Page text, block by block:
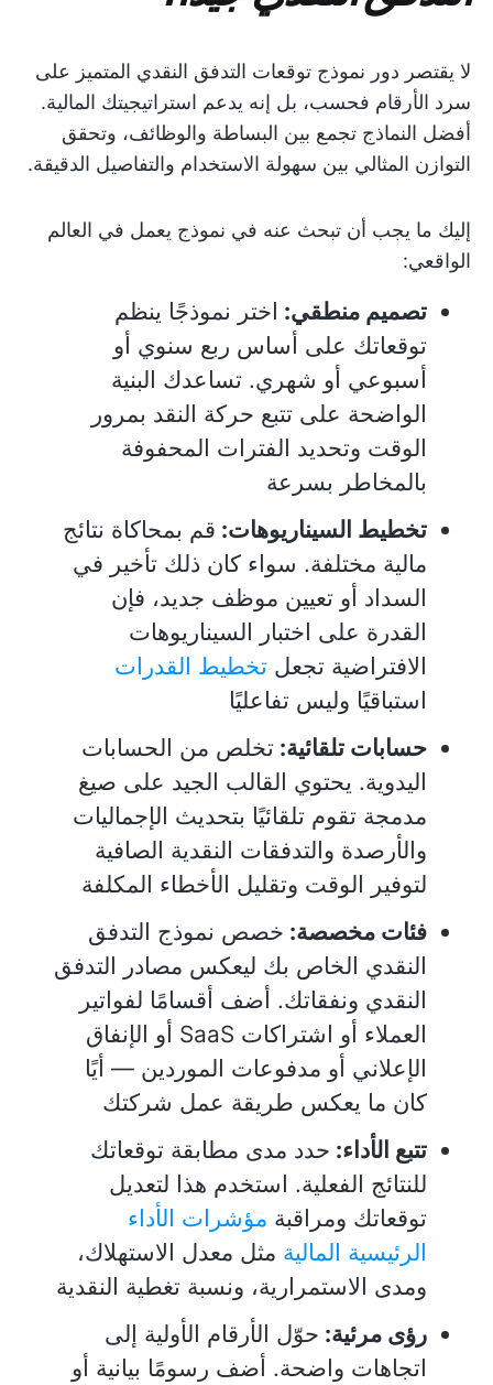
لا يقتصر دور نموذج توقعات التدفق النقدي المتميز على
سرد الأرقام فحسب، بل إنه يدعم استراتيجيتك المالية.
أفضل النماذج تجمع بين البساطة والوظائف، وتحقق
التوازن المثالي بين سهولة الاستخدام والتفاصيل الدقيقة.
إليك ما يجب أن تبحث عنه في نموذج يعمل في العالم
الواقعي:
تصميم منطقي: اختر نموذجًا ينظم
توقعاتك على أساس ربع سنوي أو
أسبوعي أو شهري. تساعدك البنية
الواضحة على تتبع حركة النقد بمرور
الوقت وتحديد الفترات المحفوفة
بالمخاطر بسرعة
تخطيط السيناريوهات: قم بمحاكاة نتائج
مالية مختلفة. سواء كان ذلك تأخير في
السداد أو تعيين موظف جديد، فإن
القدرة على اختبار السيناريوهات
الافتراضية تجعل تخطيط القدرات
استباقيًا وليس تفاعليًا
حسابات تلقائية: تخلص من الحسابات
اليدوية. يحتوي القالب الجيد على صيغ
مدمجة تقوم تلقائيًا بتحديث الإجماليات
والأرصدة والتدفقات النقدية الصافية
لتوفير الوقت وتقليل الأخطاء المكلفة
فئات مخصصة: خصص نموذج التدفق
النقدي الخاص بك ليعكس مصادر التدفق
النقدي ونفقاتك. أضف أقسامًا لفواتير
العملاء أو اشتراكات SaaS أو الإنفاق
الإعلاني أو مدفوعات الموردين — أيًا
كان ما يعكس طريقة عمل شركتك
تتبع الأداء: حدد مدى مطابقة توقعاتك
للنتائج الفعلية. استخدم هذا لتعديل
توقعاتك ومراقبة مؤشرات الأداء
الرئيسية المالية مثل معدل الاستهلاك،
ومدى الاستمرارية، ونسبة تغطية النقدية
رؤى مرئية: حوّل الأرقام الأولية إلى
اتجاهات واضحة. أضف رسومًا بيانية أو